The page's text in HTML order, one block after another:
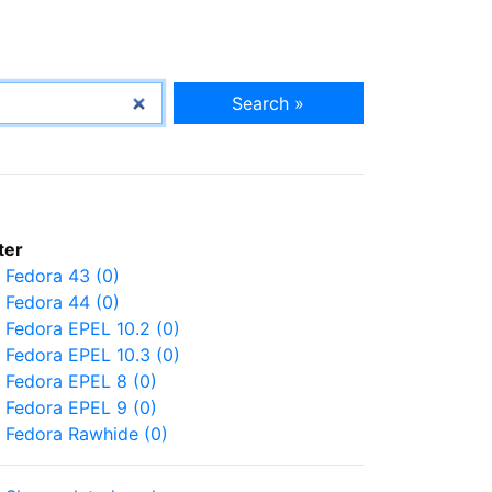
Search »
Fedora 43 (0)
Fedora 44 (0)
Fedora EPEL 10.2 (0)
Fedora EPEL 10.3 (0)
Fedora EPEL 8 (0)
Fedora EPEL 9 (0)
Fedora Rawhide (0)